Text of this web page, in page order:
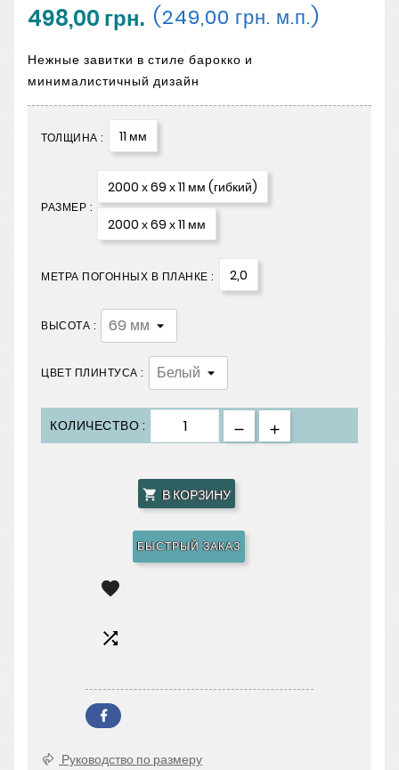
498,00 грн. (249,00 грн. м.п.)
Нежные завитки в стиле барокко и
минималистичный дизайн
ТОЛЩИНА : 11 мм
РАЗМЕР :
2000 х 69 х 11 мм (гибкий)
2000 х 69 х 11 мм
МЕТРА ПОГОННЫХ В ПЛАНКЕ : 2,0
ВЫСОТА :
ЦВЕТ ПЛИНТУСА :
КОЛИЧЕСТВО :
 В КОРЗИНУ
БЫСТРЫЙ ЗАКАЗ


Руководство по размеру